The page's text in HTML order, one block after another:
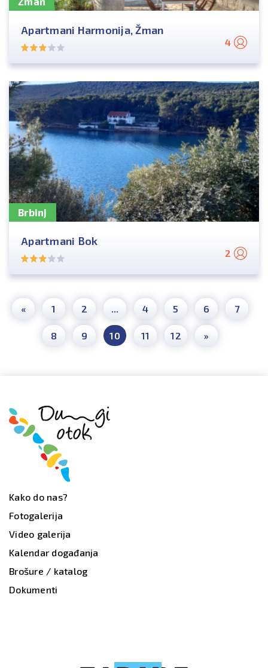
Apartmani Harmonija, Žman
4
Brbinj
Apartmani Bok
2
« 1 2 ... 4 5 6 7
8 9 10 11 12 »
Kako do nas?
Fotogalerija
Video galerija
Kalendar događanja
Brošure / katalog
Dokumenti